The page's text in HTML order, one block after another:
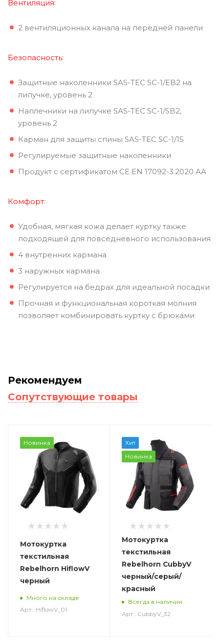
Вентиляция:
2 вентиляционных канала на передней панели
Безопасность:
Защитные наколенники SAS-TEC SC-1/EB2 на
липучке, уровень 2
Наплечники на липучке SAS-TEC SC-1/SB2,
уровень 2
Карман для защиты спины SAS-TEC SC-1/15
Регулируемые защитные наколенники
Продукт с сертификатом CE EN 17092-3:2020 AA
Комфорт:
Удобная, мягкая кожа делает куртку также
подходящей для повседневного использования
4 внутренних кармана
3 наружных кармана
Регулируется на бедрах для идеальной посадки
Прочная и функциональная короткая молния
позволяет комбинировать куртку с брюками
Рекомендуем
Сопутствующие товары
Новинка
Мотокуртка
текстильная
Rebelhorn HiflowV
черный
Много на складе
Арт.: HiflowV_01
Хит
Новинка
Мотокуртка
текстильная
Rebelhorn CubbyV
черный/серый/
красный
Всегда в наличии
Арт.: CubbyV_32